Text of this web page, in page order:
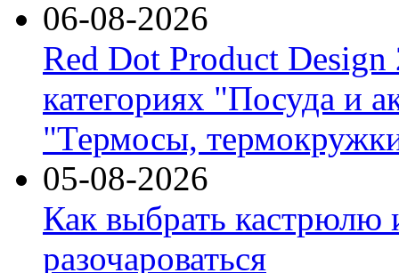
06-08-2026
Red Dot Product Design
категориях "Посуда и
"Термосы,
05-08-2026
Как выбрать кастрюлю
разочароваться